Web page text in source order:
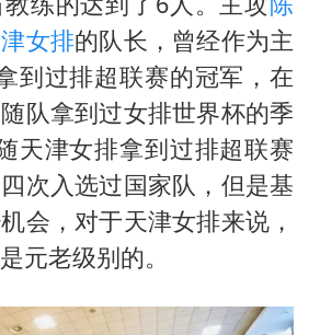
女排的队长，曾经作为主
到过排超联赛的冠军，在
队拿到过女排世界杯的季
天津女排拿到过排超联赛
次入选过国家队，但是基
会，对于天津女排来说，
元老级别的。